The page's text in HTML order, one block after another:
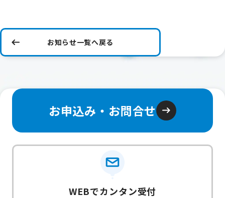
お知らせ一覧へ戻る
お申込み・お問合せ
WEBでカンタン受付